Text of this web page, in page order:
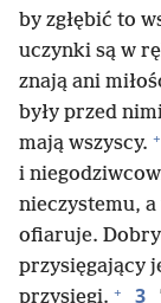
by zgłębić to
uczynki są w
znają ani
były przed
mają wszyscy. +
i
nieczystemu,
ofiaruje.
przysięgający
przysięgi. + 3